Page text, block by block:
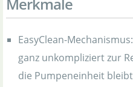
EasyClean-
ganz unkompliziert zur
die Pumpeneinheit